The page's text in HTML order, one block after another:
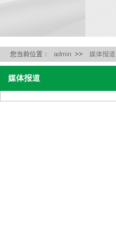
您当前位置： admin >> 媒体报道
媒体报道